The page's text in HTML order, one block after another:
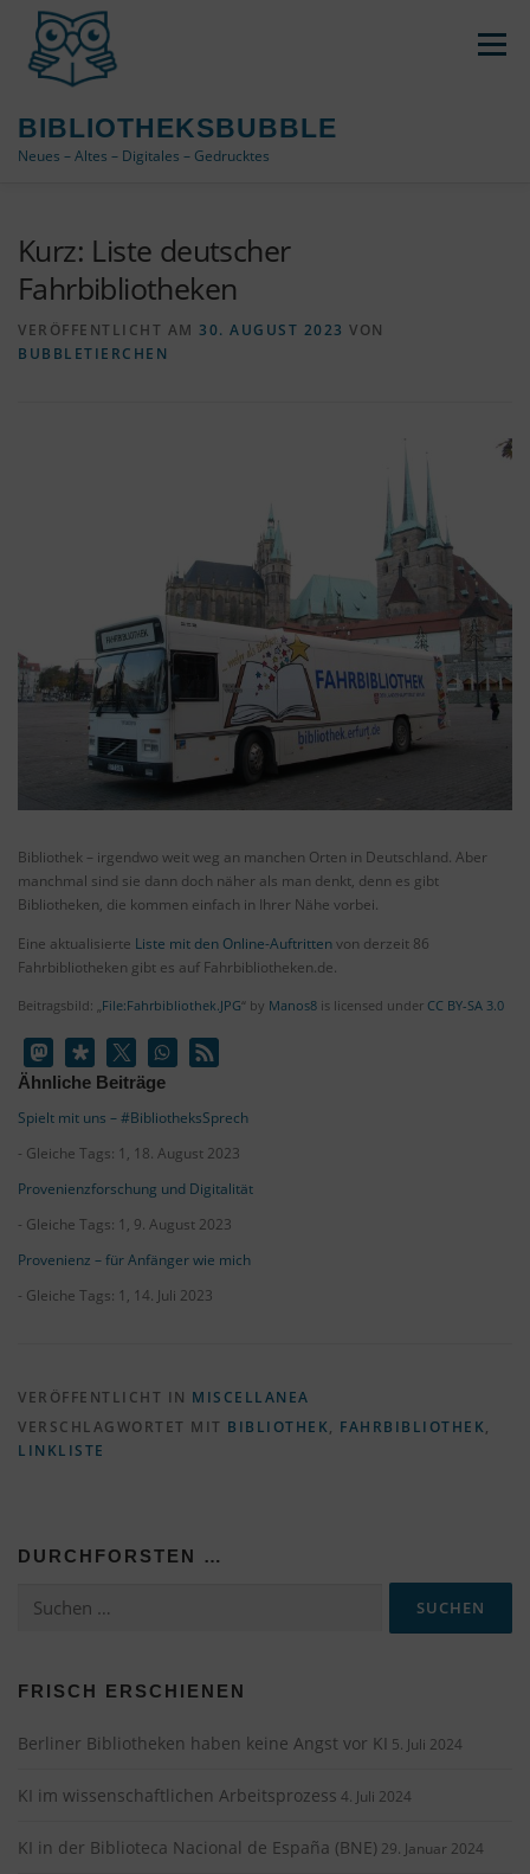
springen
BIBLIOTHEKSBUBBLE
Neues – Altes – Digitales – Gedrucktes
Menü
Kurz: Liste deutscher
Fahrbibliotheken
VERÖFFENTLICHT AM 30. AUGUST 2023 VON
BUBBLETIERCHEN
Bibliothek – irgendwo weit weg an manchen Orten in Deutschland. Aber
manchmal sind sie dann doch näher als man denkt, denn es gibt
Bibliotheken, die kommen einfach in Ihrer Nähe vorbei.
Eine aktualisierte Liste mit den Online-Auftrittenvon derzeit 86
Fahrbibliotheken gibt es auf Fahrbibliotheken.de.
Beitragsbild: „ File:Fahrbibliothek.JPG“ by Manos8 is licensed under CC BY-SA 3.0
Ähnliche Beiträge
Spielt mit uns – #BibliotheksSprech
- Gleiche Tags: 1, 18. August 2023
Provenienzforschung und Digitalität
- Gleiche Tags: 1, 9. August 2023
Provenienz – für Anfänger wie mich
- Gleiche Tags: 1, 14. Juli 2023
VERÖFFENTLICHT IN MISCELLANEA
VERSCHLAGWORTET MIT BIBLIOTHEK, FAHRBIBLIOTHEK,
LINKLISTE
DURCHFORSTEN …
nach:
FRISCH ERSCHIENEN
Berliner Bibliotheken haben keine Angst vor KI 5. Juli 2024
KI im wissenschaftlichen Arbeitsprozess 4. Juli 2024
KI in der Biblioteca Nacional de España (BNE) 29. Januar 2024